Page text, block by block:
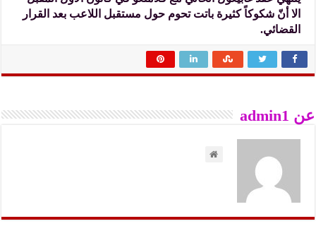
الا أنّ شكوكاً كثيرة باتت تحوم حول مستقبل اللاعب بعد القرار
القضائي.
عن admin1